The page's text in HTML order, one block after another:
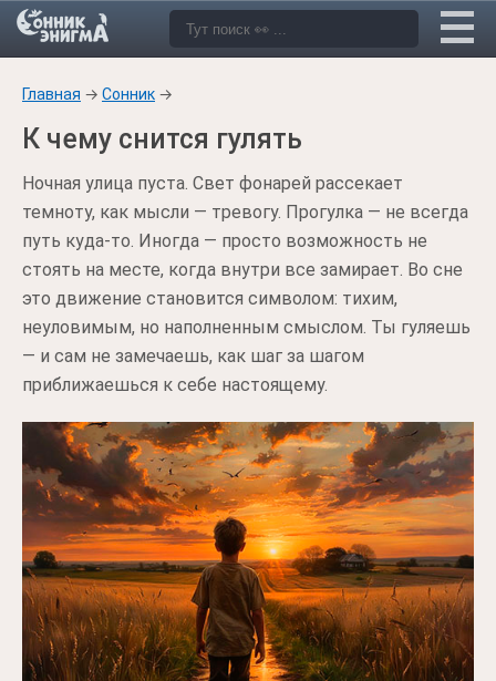
Главная → Сонник →
К чему снится гулять
Ночная улица пуста. Свет фонарей рассекает
темноту, как мысли — тревогу. Прогулка — не всегда
путь куда-то. Иногда — просто возможность не
стоять на месте, когда внутри все замирает. Во сне
это движение становится символом: тихим,
неуловимым, но наполненным смыслом. Ты гуляешь
— и сам не замечаешь, как шаг за шагом
приближаешься к себе настоящему.